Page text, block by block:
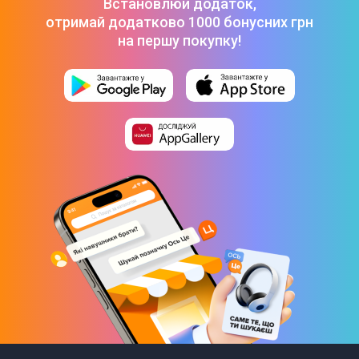
Захисне скло ArmorStandart Icon для Samsung A56 5G
Black (ARM82614) - 329 ₴
Встановлюй додаток,
отримай додатково 1000 бонусних грн
на першу покупку!